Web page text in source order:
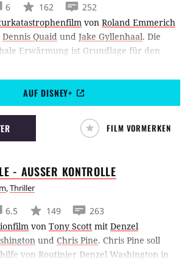
6 162
252
von Roland Emmerich
Dennis Quaid und Jake Gyllenhaal. Die
Erwärmung ist Grundlage für den
Quaid und Jake Gyllenhaal als Vater
Sohn in den Hauptrollen.
AUF DISNEY+
FILM VORMERKEN
- AUSSER KONTROLLE
,Thriller
6.5 149
263
von Tony Scott mit Denzel
und Chris Pine. Chris Pine soll
von Routinier Denzel Washington in